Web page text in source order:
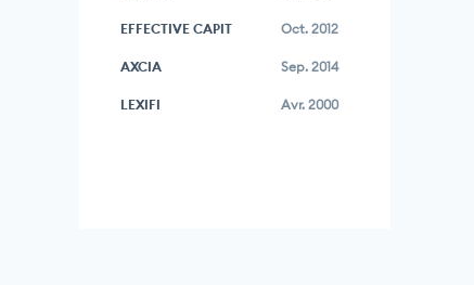
EFFECTIVE CAPIT Oct. 2012
AXCIA Sep. 2014
LEXIFI Avr. 2000